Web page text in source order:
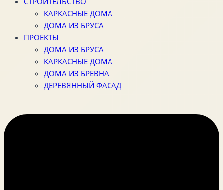
КАРКАСНЫЕ ДОМА
ДОМА ИЗ БРУСА
ПРОЕКТЫ
ДОМА ИЗ БРУСА
КАРКАСНЫЕ ДОМА
ДОМА ИЗ БРЕВНА
ДЕРЕВЯННЫЙ ФАСАД